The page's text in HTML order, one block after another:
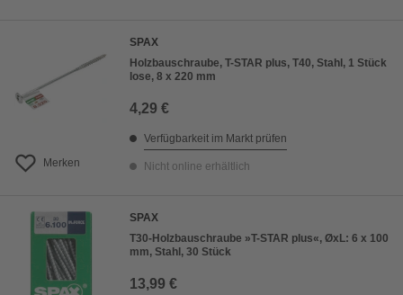
Merken
SPAX
Holzbauschraube, T-STAR plus, T40, Stahl, 1 Stück
lose, 8 x 220 mm
4,29 €
Verfügbarkeit im Markt prüfen
Nicht online erhältlich
SPAX
T30-Holzbauschraube »T-STAR plus«, ØxL: 6 x 100
mm, Stahl, 30 Stück
13,99 €